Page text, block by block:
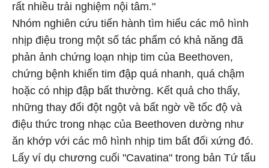
rất nhiều trải nghiệm nội tâm."
Nhóm nghiên cứu tiến hành tìm hiểu các mô hình
nhịp điệu trong một số tác phẩm có khả năng đã
phản ảnh chứng loạn nhịp tim của Beethoven,
chứng bệnh khiến tim đập quá nhanh, quá chậm
hoặc có nhịp đập bất thường. Kết quả cho thấy,
những thay đổi đột ngột và bất ngờ về tốc độ và
điệu thức trong nhạc của Beethoven dường như
ăn khớp với các mô hình nhịp tim bất đối xứng đó.
Lấy ví dụ chương cuối "Cavatina" trong bản Tứ tấu